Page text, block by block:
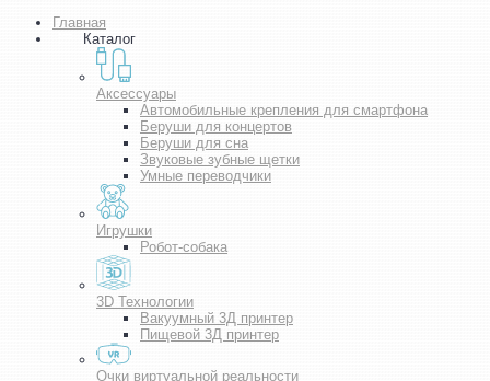
Главная
Каталог
Аксессуары
Автомобильные крепления для смартфона
Беруши для концертов
Беруши для сна
Звуковые зубные щетки
Умные переводчики
Игрушки
Робот-собака
3D Технологии
Вакуумный 3Д принтер
Пищевой 3Д принтер
Очки виртуальной реальности